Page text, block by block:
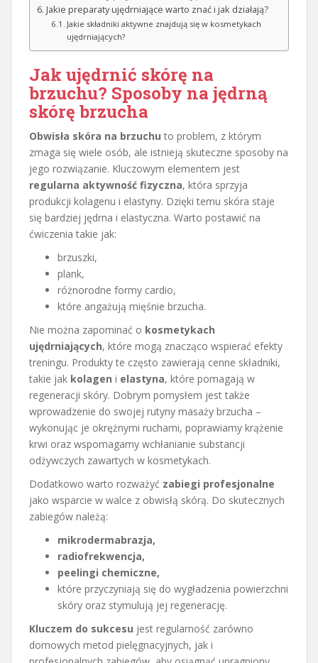
Jakie preparaty ujędrniające warto znać i jak działają?
Jakie składniki aktywne znajdują się w kosmetykach
ujędrniających?
Jak ujędrnić skórę na
brzuchu? Sposoby na jędrną
skórę brzucha
Obwisła skóra na brzuchu to problem, z którym
zmaga się wiele osób, ale istnieją skuteczne sposoby na
jego rozwiązanie. Kluczowym elementem jest
regularna aktywność fizyczna, która sprzyja
produkcji kolagenu i elastyny. Dzięki temu skóra staje
się bardziej jędrna i elastyczna. Warto postawić na
ćwiczenia takie jak:
brzuszki,
plank,
różnorodne formy cardio,
które angażują mięśnie brzucha.
Nie można zapominać o kosmetykach
ujędrniających, które mogą znacząco wspierać efekty
treningu. Produkty te często zawierają cenne składniki,
takie jak kolagen i elastyna, które pomagają w
regeneracji skóry. Dobrym pomysłem jest także
wprowadzenie do swojej rutyny masaży brzucha –
wykonując je okrężnymi ruchami, poprawiamy krążenie
krwi oraz wspomagamy wchłanianie substancji
odżywczych zawartych w kosmetykach.
Dodatkowo warto rozważyć zabiegi profesjonalne
jako wsparcie w walce z obwisłą skórą. Do skutecznych
zabiegów należą:
mikrodermabrazja,
radiofrekwencja,
peelingi chemiczne,
które przyczyniają się do wygładzenia powierzchni
skóry oraz stymulują jej regenerację.
Kluczem do sukcesu jest regularność zarówno
domowych metod pielęgnacyjnych, jak i